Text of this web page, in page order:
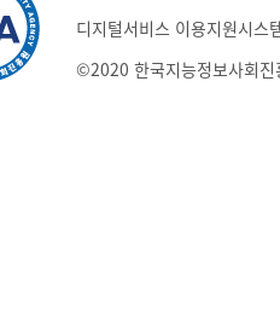
디지털서비스 이용지원시스
©2020 한국지능정보사회진